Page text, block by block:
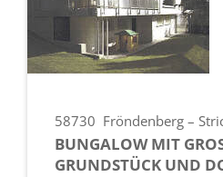
58730 Fröndenberg –
BUNGALOW MIT
RUNDSTÜCK UND